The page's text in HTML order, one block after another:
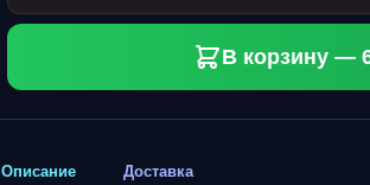
В корзину —
Описание Доставка